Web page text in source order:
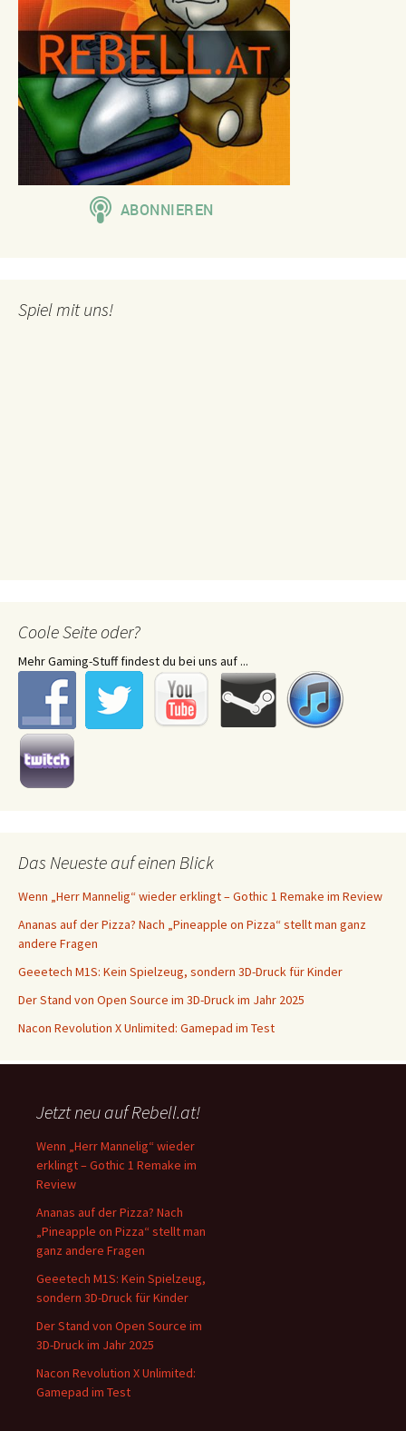
Spiel mit uns!
Coole Seite oder?
Mehr Gaming-Stuff findest du bei uns auf ...
Das Neueste auf einen Blick
Wenn „Herr Mannelig“ wieder erklingt – Gothic 1 Remake im Review
Ananas auf der Pizza? Nach „Pineapple on Pizza“ stellt man ganz
andere Fragen
Geeetech M1S: Kein Spielzeug, sondern 3D-Druck für Kinder
Der Stand von Open Source im 3D-Druck im Jahr 2025
Nacon Revolution X Unlimited: Gamepad im Test
Jetzt neu auf Rebell.at!
Wenn „Herr Mannelig“ wieder
erklingt – Gothic 1 Remake im
Review
Ananas auf der Pizza? Nach
„Pineapple on Pizza“ stellt man
ganz andere Fragen
Geeetech M1S: Kein Spielzeug,
sondern 3D-Druck für Kinder
Der Stand von Open Source im
3D-Druck im Jahr 2025
Nacon Revolution X Unlimited:
Gamepad im Test